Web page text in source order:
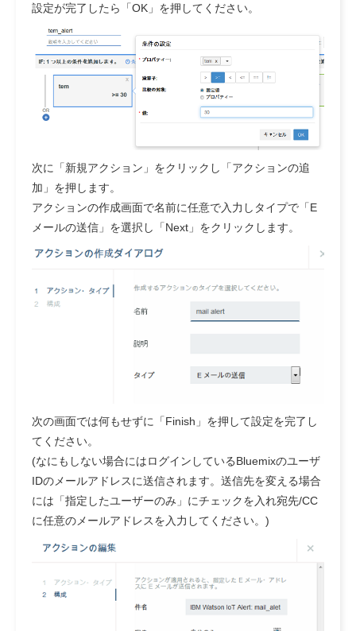
設定が完了したら「OK」を押してください。
次に「新規アクション」をクリックし「アクションの追
加」を押します。
アクションの作成画面で名前に任意で入力しタイプで「E
メールの送信」を選択し「Next」をクリックします。
次の画面では何もせずに「Finish」を押して設定を完了し
てください。
(なにもしない場合にはログインしているBluemixのユーザ
IDのメールアドレスに送信されます。送信先を変える場合
には「指定したユーザーのみ」にチェックを入れ宛先/CC
に任意のメールアドレスを入力してください。)